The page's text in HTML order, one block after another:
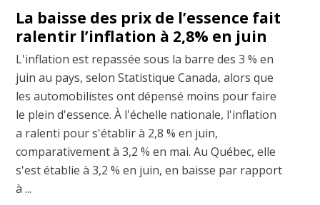
La baisse des prix de l’essence fait
ralentir l’inflation à 2,8% en juin
L'inflation est repassée sous la barre des 3 % en
juin au pays, selon Statistique Canada, alors que
les automobilistes ont dépensé moins pour faire
le plein d'essence. À l'échelle nationale, l'inflation
a ralenti pour s'établir à 2,8 % en juin,
comparativement à 3,2 % en mai. Au Québec, elle
s'est établie à 3,2 % en juin, en baisse par rapport
à ...